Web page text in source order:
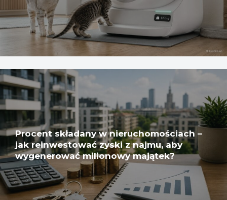
Procent składany w nieruchomościach –
jak reinwestować zyski z najmu, aby
wygenerować milionowy majątek?